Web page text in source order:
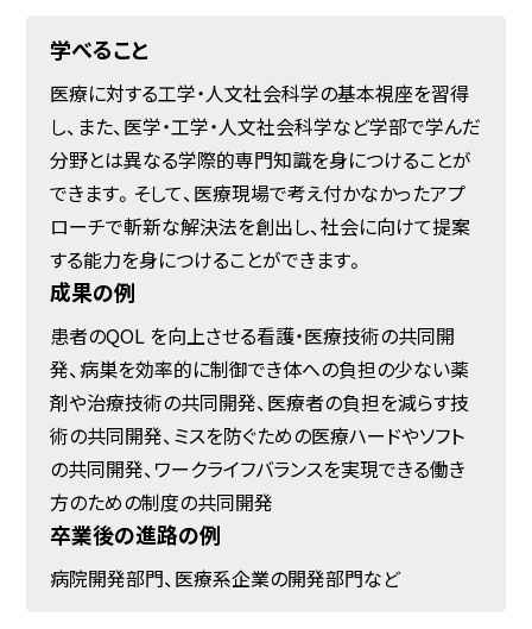
学べること
医療に対する工学・人文社会科学の基本視座を習得
し、また、医学・工学・人文社会科学など学部で学んだ
分野とは異なる学際的専門知識を身につけることが
できます。そして、医療現場で考え付かなかったアプ
ローチで斬新な解決法を創出し、社会に向けて提案
する能力を身につけることができます。
成果の例
患者のQOL を向上させる看護・医療技術の共同開
発、病巣を効率的に制御でき体への負担の少ない薬
剤や治療技術の共同開発、医療者の負担を減らす技
術の共同開発、ミスを防ぐための医療ハードやソフト
の共同開発、ワークライフバランスを実現できる働き
方のための制度の共同開発
卒業後の進路の例
病院開発部門、医療系企業の開発部門など